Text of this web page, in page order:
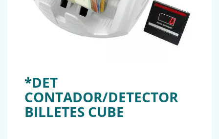
*DET
CONTADOR/DETECTOR
BILLETES CUBE